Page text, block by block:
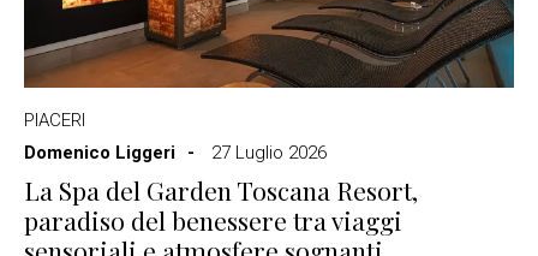
PIACERI
Domenico Liggeri
27 Luglio 2026
La Spa del Garden Toscana Resort,
paradiso del benessere tra viaggi